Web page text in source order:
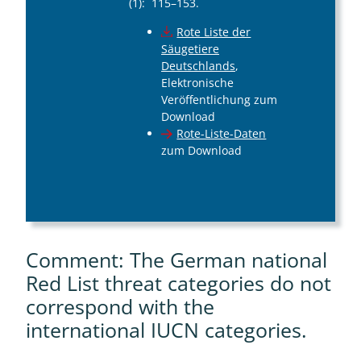
(1): 115–153.
Rote Liste der
Säugetiere
Deutschlands,
Elektronische
Veröffentlichung zum
Download
Rote-Liste-Daten
zum Download
Comment: The German national
Red List threat categories do not
correspond with the
international IUCN categories.